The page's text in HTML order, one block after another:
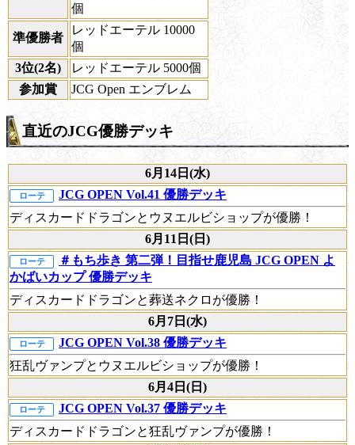
個
準優勝者
レッドエーテル 10000
個
3位(2名)
レッドエーテル 5000個
参加賞
JCG Open エンブレム
直近のJCG優勝デッキ
6月14日(水)
ローテ
JCG OPEN Vol.41 優勝デッキ
ディスカードドラゴンとウヌエルビショップが優勝！
6月11日(日)
ローテ
＃もち歩き 第二弾！目指せ鹿児島 JCG OPEN よ
かばいカップ 優勝デッキ
ディスカードドラゴンと葬送ネクロが優勝！
6月7日(水)
ローテ
JCG OPEN Vol.38 優勝デッキ
狂乱ヴァンプとウヌエルビショップが優勝！
6月4日(日)
ローテ
JCG OPEN Vol.37 優勝デッキ
ディスカードドラゴンと狂乱ヴァンプが優勝！